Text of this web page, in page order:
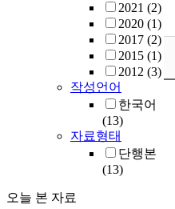
2021 (2)
2020 (1)
2017 (2)
2015 (1)
2012 (3)
작성언어
한국어
(13)
자료형태
단행본
(13)
오늘 본 자료